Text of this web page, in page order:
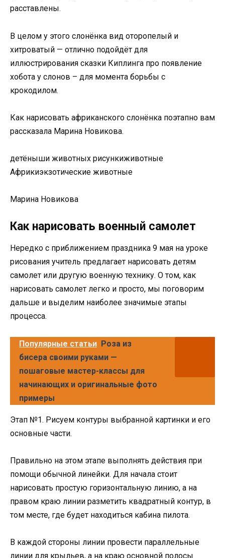
расставлены.
В целом у этого слонёнка вид оторопелый и
хитроватый — отлично подойдёт для
иллюстрирования сказки Киплинга про появление
хобота у слонов – для момента борьбы с
крокодилом.
Как нарисовать африканского слонёнка поэтапно вам
рассказала Марина Новикова.
детёныши животных рисункиживотные
Африкиэкзотические животные
Марина Новикова
Как нарисовать военный самолет
Нередко с приближением праздника 9 мая на уроке
рисования учитель предлагает нарисовать детям
самолет или другую военную технику. О том, как
нарисовать самолет легко и просто, мы поговорим
дальше и выделим наиболее значимые этапы
процесса.
Популярные статьи Роза из
бисера своими руками —
пошаговые мастер-классы для
начинающих и оригинальные фото
примеры
Этап №1. Рисуем контуры выбранной картинки и его
основные части.
Правильно на этом этапе выполнять действия при
помощи обычной линейки. Для начала стоит
нарисовать простую горизонтальную линию, а на
правом краю линии разметить квадратный контур, в
том месте, где будет находиться кабина пилота.
В каждой стороны линии провести параллельные
линии для крыльев, а на краю основной полосы